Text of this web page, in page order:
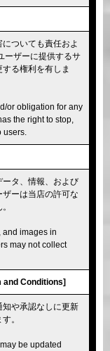
ついても責任およ
ーザーに提供するサ
る権利を有しま
or obligation for any
the right to stop,
ータ、情報、および
ーは当店の許可な
and images in
may not collect
and Conditions]
知や承認なしに更新
。
be updated